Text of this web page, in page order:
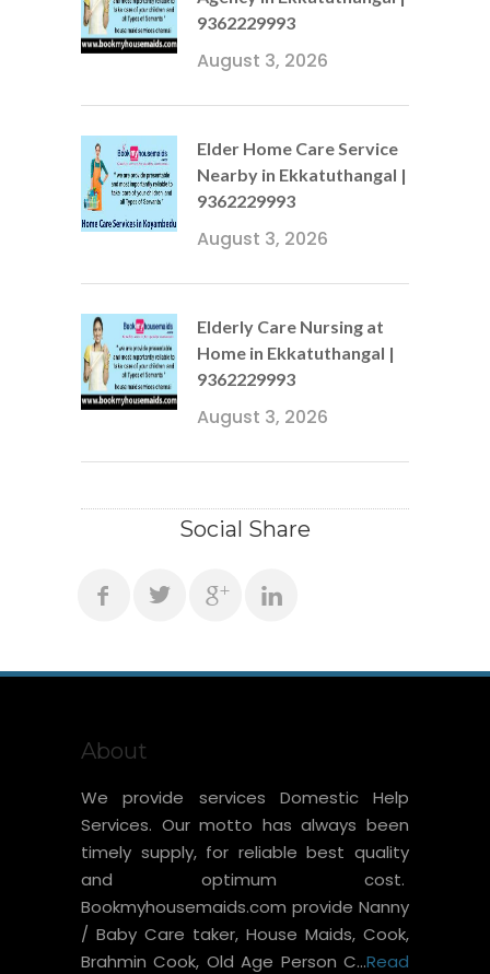
9362229993
August 3, 2026
Elder Home Care Service
Nearby in Ekkatuthangal |
9362229993
August 3, 2026
Elderly Care Nursing at
Home in Ekkatuthangal |
9362229993
August 3, 2026
Social Share
About
We provide services Domestic Help
Services. Our motto has always been
timely supply, for reliable best quality
and optimum cost.
Bookmyhousemaids.com provide Nanny
/ Baby Care taker, House Maids, Cook,
Brahmin Cook, Old Age Person C...Read